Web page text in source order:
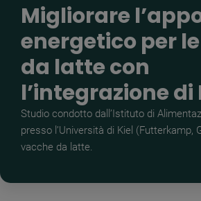
Migliorare
energetico per
da latte con
l’integrazione di
Studio condotto dall’Istituto di
presso l’Università di Kiel (Futterkamp,
vacche da latte.